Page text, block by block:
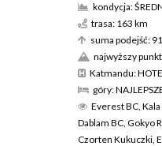
kondycja:
trasa: 163 km
suma podejść:
najwyższy
Katmandu:
góry:
Everest BC,
Dablam BC, Gokyo
Czorten Kukuczki,